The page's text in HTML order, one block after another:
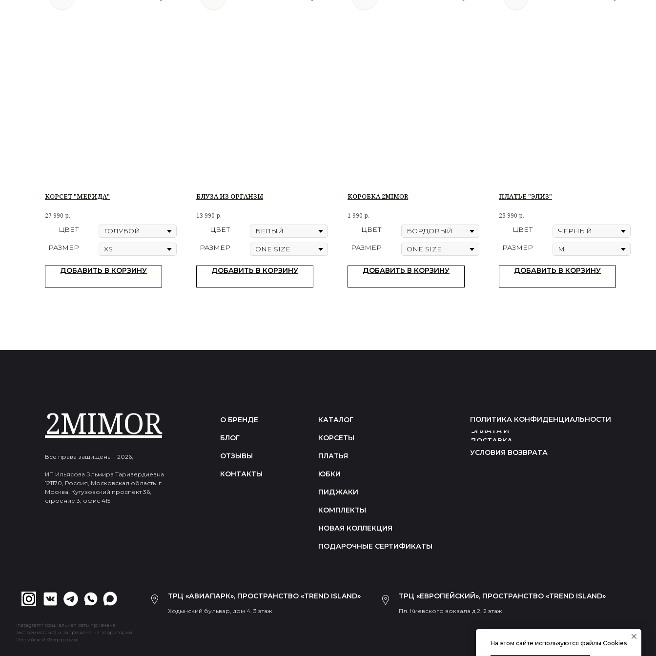
КОРСЕТ "МЕРИДА"
27 990 р.
ЦВЕТ
РАЗМЕР
ДОБАВИТЬ В КОРЗИНУ
БЛУЗА ИЗ ОРГАНЗЫ
13 990 р.
ЦВЕТ
РАЗМЕР
ДОБАВИТЬ В КОРЗИНУ
КОРОБКА 2MIMOR
1 990 р.
ЦВЕТ
РАЗМЕР
ДОБАВИТЬ В КОРЗИНУ
ПЛАТЬЕ "ЭЛИЗ"
23 990 р.
ЦВЕТ
РАЗМЕР
ДОБАВИТЬ В КОРЗИНУ
ПОЛИТИКА КОНФИДЕНЦИАЛЬНОСТИ
ОПЛАТА И
ДОСТАВКА
УСЛОВИЯ ВОЗВРАТА
КАТАЛОГ
КОРСЕТЫ
ПЛАТЬЯ
ЮБКИ
ПИДЖАКИ
КОМПЛЕКТЫ
НОВАЯ КОЛЛЕКЦИЯ
ПОДАРОЧНЫЕ СЕРТИФИКАТЫ
О БРЕНДЕ
БЛОГ
ОТЗЫВЫ
КОНТАКТЫ
2MIMOR
Все права защищены - 2026,
ИП Ильясова Эльмира Таривердиевна
121170, Россия, Московская область. г.
Москва, Кутузовский проспект 36,
строение 3, офис 415
ТРЦ «ЕВРОПЕЙСКИЙ», ПРОСТРАНСТВО «TREND ISLAND»
Пл. Киевского вокзала д.2, 2 этаж
Ходынский бульвар, дом 4, 3 этаж
ТРЦ «АВИАПАРК», ПРОСТРАНСТВО «TREND ISLAND»
Instagram* (социальная сеть признана
экстремистской и запрещена на территории
Российской Федерации)
На этом сайте используются файлы Cookies